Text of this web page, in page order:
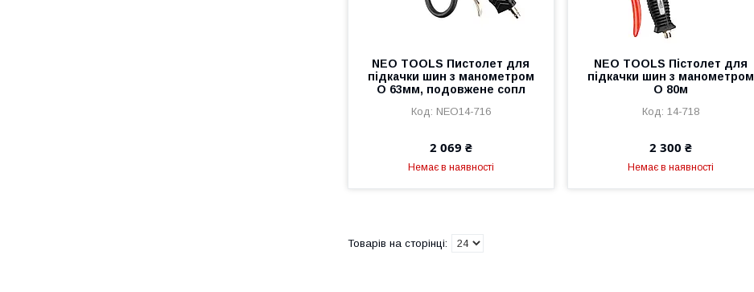
NEO TOOLS Пистолет для
підкачки шин з манометром
O 63мм, подовжене сопл
NEO14-716
2 069 ₴
Немає в наявності
NEO TOOLS Пістолет для
підкачки шин з манометром
O 80м
14-718
2 300 ₴
Немає в наявності